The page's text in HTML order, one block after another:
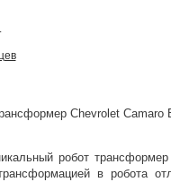
Chevrolet
робот
в робота